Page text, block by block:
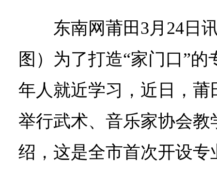
东南网莆田3月24日
图）为了打造“家门口”
年人就近学习，近日，
举行武术、音乐家协会
绍，这是全市首次开设